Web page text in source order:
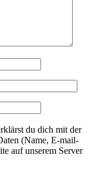
du dich mit der
(Name, E-mail-
auf unserem Server